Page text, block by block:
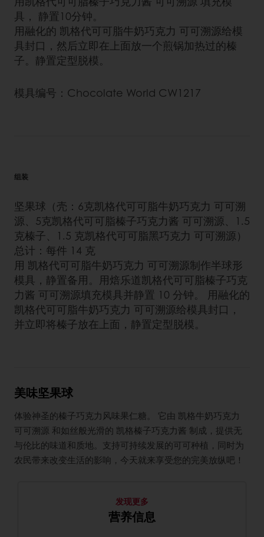
具， 静置10分钟。
用融化的 凯格代可可脂牛奶巧克力 可可溯源给模
具封口，然后立即在上面放一个煎锅加热过的榛
子。静置定型脱模。
模具编号：Chocolate World CW1217
组装
坚果球（壳：6克凯格代可可脂牛奶巧克力 可可溯
源、5克凯格代可可脂榛子巧克力酱 可可溯源、1.5
克榛子、1.5 克凯格代可可脂黑巧克力 可可溯源）
总计：每件 14 克
用 凯格代可可脂牛奶巧克力 可可溯源制作半球形
模具，静置备用。用焙乐道凯格代可可脂榛子巧克
力酱 可可溯源填充模具并静置 10 分钟。 用融化的
凯格代可可脂牛奶巧克力 可可溯源给模具封口，
并立即将榛子放在上面，静置定型脱模。
美味坚果球
体验神圣的榛子巧克力风味果仁糖。 它由 凯格牛奶巧克力
可可溯源 和如丝般光滑的 凯格榛子巧克力酱 制成，提供无
与伦比的味道和质地。支持可持续发展的可可种植，同时为
农民带来改变生活的影响，今天就来享受您的完美放纵吧！
发现更多
营养信息